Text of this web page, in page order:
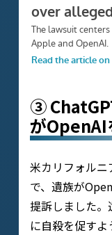
③
がOpenAI
米カリフォル
で、遺族が
提訴しました
に自殺を促すよ